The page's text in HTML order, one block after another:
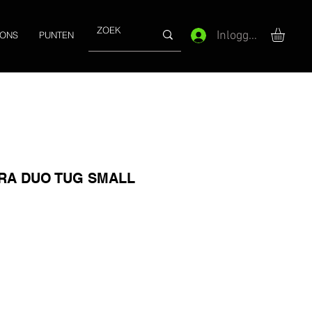
PUNTEN Inloggen
DUO TUG SMALL